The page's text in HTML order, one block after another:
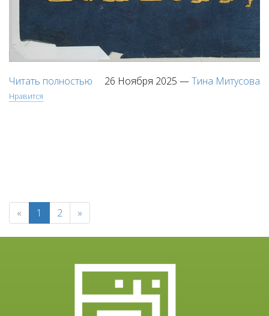
Читать полностью 26 Ноября 2025 —Тина Митусова
Нравится
« 1 2 »